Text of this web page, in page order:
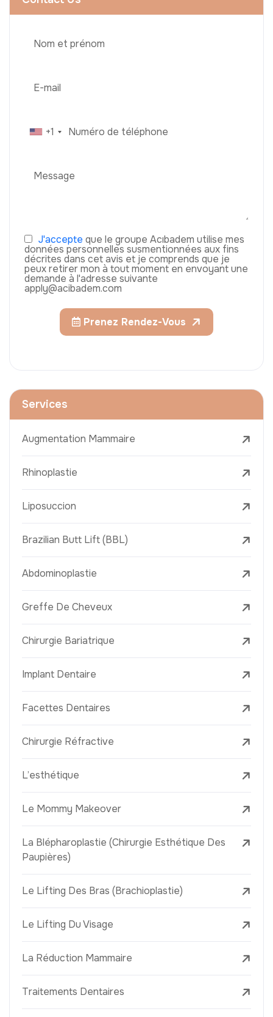
+1
J'accepte que le groupe Acıbadem utilise mes
données personnelles susmentionnées aux fins
décrites dans cet avis et je comprends que je
peux retirer mon à tout moment en envoyant une
demande à l'adresse suivante
apply@acibadem.com
Prenez Rendez-Vous
Services
Augmentation Mammaire
Rhinoplastie
Liposuccion
Brazilian Butt Lift (BBL)
Abdominoplastie
Greffe De Cheveux
Chirurgie Bariatrique
Implant Dentaire
Facettes Dentaires
Chirurgie Réfractive
L’esthétique
Le Mommy Makeover
La Blépharoplastie (Chirurgie Esthétique Des
Paupières)
Le Lifting Des Bras (Brachioplastie)
Le Lifting Du Visage
La Réduction Mammaire
Traitements Dentaires